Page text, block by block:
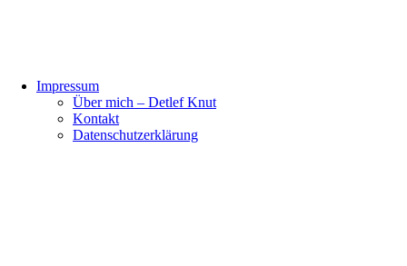
Impressum
Über mich – Detlef Knut
Kontakt
Datenschutzerklärung